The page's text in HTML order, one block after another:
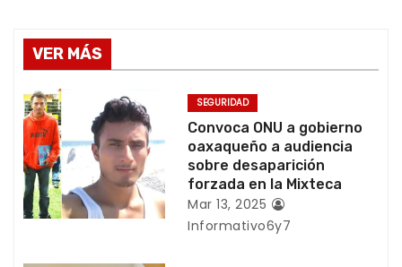
v
e
g
a
c
i
VER MÁS
SEGURIDAD
Convoca ONU a gobierno
oaxaqueño a audiencia
sobre desaparición
forzada en la Mixteca
Mar 13, 2025
Informativo6y7